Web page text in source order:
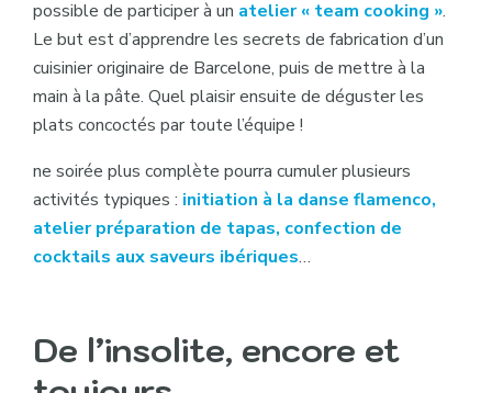
possible de participer à un atelier « team cooking ».
Le but est d’apprendre les secrets de fabrication d’un
cuisinier originaire de Barcelone, puis de mettre à la
main à la pâte. Quel plaisir ensuite de déguster les
plats concoctés par toute l’équipe !
ne soirée plus complète pourra cumuler plusieurs
activités typiques : initiation à la danse flamenco,
atelier préparation de tapas, confection de
cocktails aux saveurs ibériques…
De l’insolite, encore et